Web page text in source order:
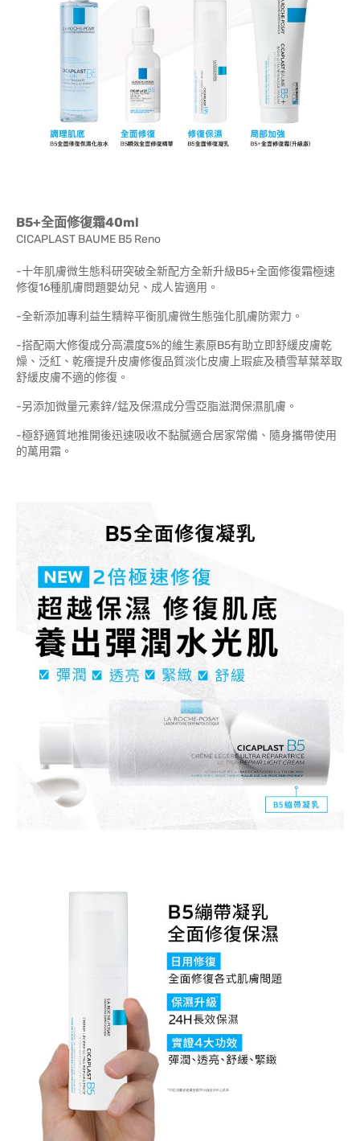
B5+全面修復霜40ml
CICAPLAST BAUME B5 Reno
-十年肌膚微生態科研突破全新配方全新升級B5+全面修復霜極速
修復16種肌膚問題嬰幼兒、成人皆適用。
-全新添加專利益生精粹平衡肌膚微生態強化肌膚防禦力。
-搭配兩大修復成分高濃度5%的維生素原B5有助立即舒緩皮膚乾
燥、泛紅、乾癢提升皮膚修復品質淡化皮膚上瑕疵及積雪草葉萃取
舒緩皮膚不適的修復。
-另添加微量元素鋅/錳及保濕成分雪亞脂滋潤保濕肌膚。
-極舒適質地推開後迅速吸收不黏膩適合居家常備、隨身攜帶使用
的萬用霜。